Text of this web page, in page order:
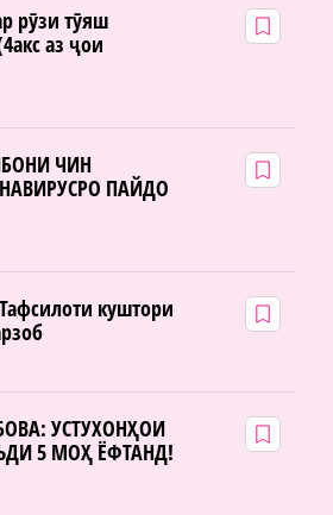
рӯзи тӯяш
аз ҷои
ЧИН
ПАЙДО
куштори
УСТУХОНҲОИ
5 МОҲ ЁФТАНД!